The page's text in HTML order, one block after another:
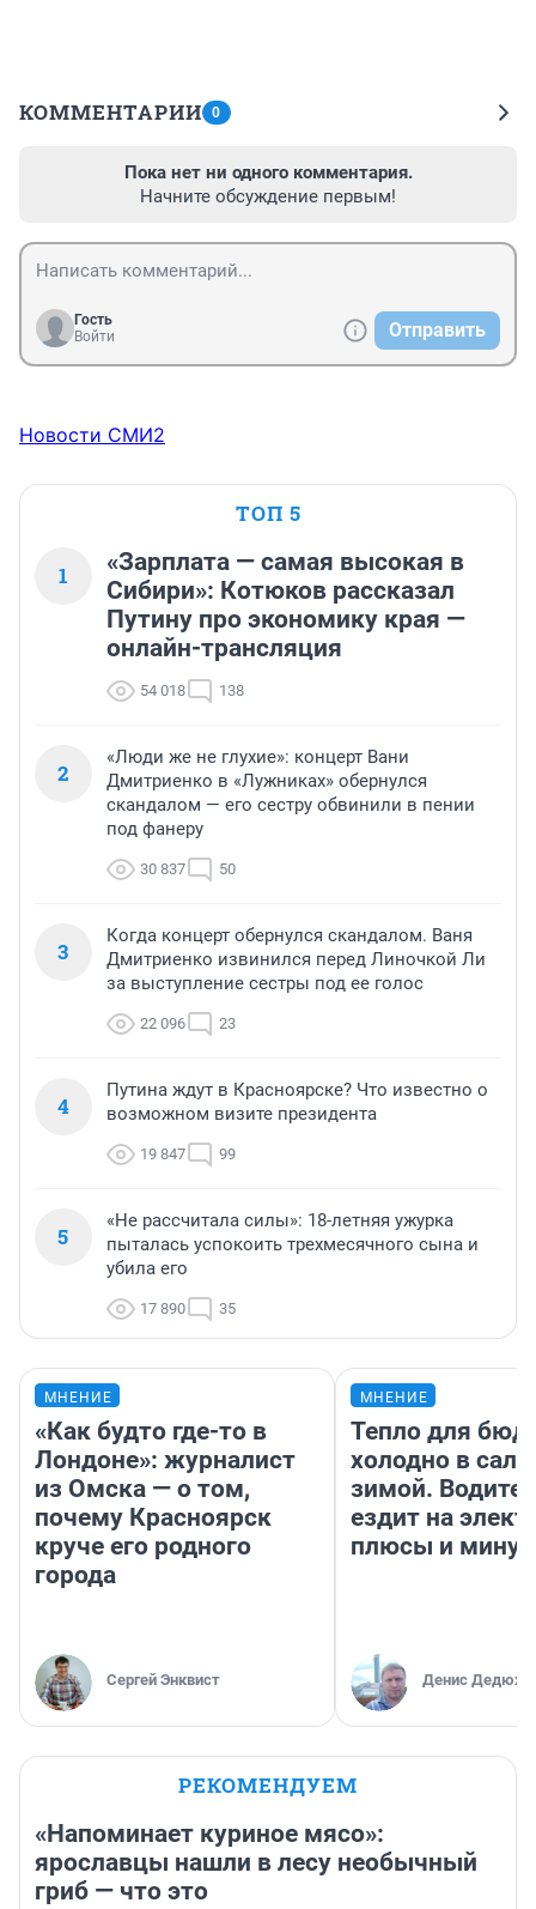
КОММЕНТАРИИ 0
Пока нет ни одного комментария.
Начните обсуждение первым!
Гость
Войти
Отправить
Новости СМИ2
ТОП 5
1
«Зарплата — самая высокая в
Сибири»: Котюков рассказал
Путину про экономику края —
онлайн-трансляция
54 018 138
2
«Люди же не глухие»: концерт Вани
Дмитриенко в «Лужниках» обернулся
скандалом — его сестру обвинили в пении
под фанеру
30 837 50
3
Когда концерт обернулся скандалом. Ваня
Дмитриенко извинился перед Линочкой Ли
за выступление сестры под ее голос
22 096 23
4
Путина ждут в Красноярске? Что известно о
возможном визите президента
19 847 99
5
«Не рассчитала силы»: 18-летняя ужурка
пыталась успокоить трехмесячного сына и
убила его
17 890 35
МНЕНИЕ
«Как будто где-то в
Лондоне»: журналист
из Омска — о том,
почему Красноярск
круче его родного
города
Сергей Энквист
МНЕНИЕ
Тепло для
холодно в
зимой.
ездит на
плюсы и
Денис
РЕКОМЕНДУЕМ
«Напоминает куриное мясо»:
ярославцы нашли в лесу необычный
гриб — что это